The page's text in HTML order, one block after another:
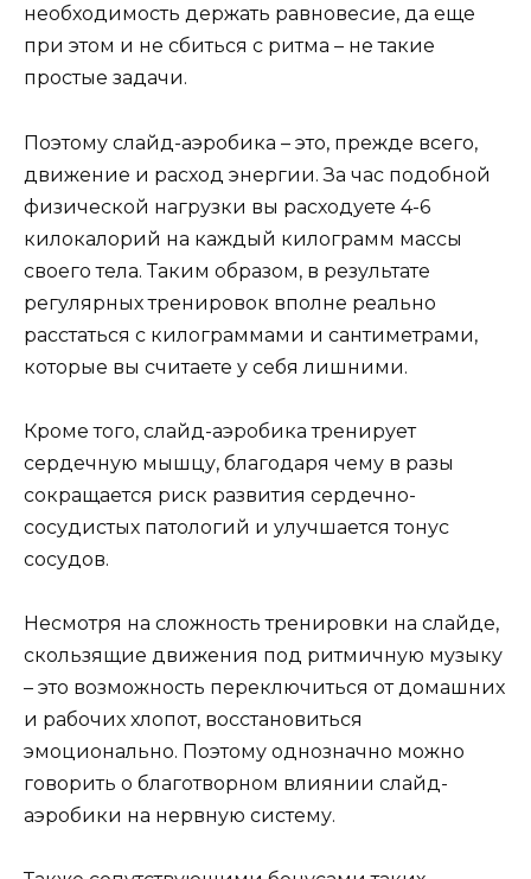
необходимость держать равновесие, да еще
при этом и не сбиться с ритма – не такие
простые задачи.
Поэтому слайд-аэробика – это, прежде всего,
движение и расход энергии. За час подобной
физической нагрузки вы расходуете 4-6
килокалорий на каждый килограмм массы
своего тела. Таким образом, в результате
регулярных тренировок вполне реально
расстаться с килограммами и сантиметрами,
которые вы считаете у себя лишними.
Кроме того, слайд-аэробика тренирует
сердечную мышцу, благодаря чему в разы
сокращается риск развития сердечно-
сосудистых патологий и улучшается тонус
сосудов.
Несмотря на сложность тренировки на слайде,
скользящие движения под ритмичную музыку
– это возможность переключиться от домашних
и рабочих хлопот, восстановиться
эмоционально. Поэтому однозначно можно
говорить о благотворном влиянии слайд-
аэробики на нервную систему.